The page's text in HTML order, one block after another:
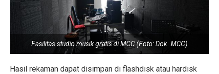
Fasilitas studio musik gratis di MCC (Foto: Dok. MCC)
Hasil rekaman dapat disimpan di flashdisk atau hardisk